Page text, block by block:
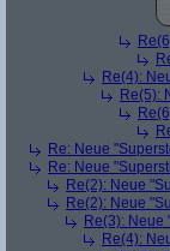
Re(4):
Re(5):
Re: Neue
Re: Neue
Re(2): Neue
Re(2): Neue
Re(3): Neue
Re(4):